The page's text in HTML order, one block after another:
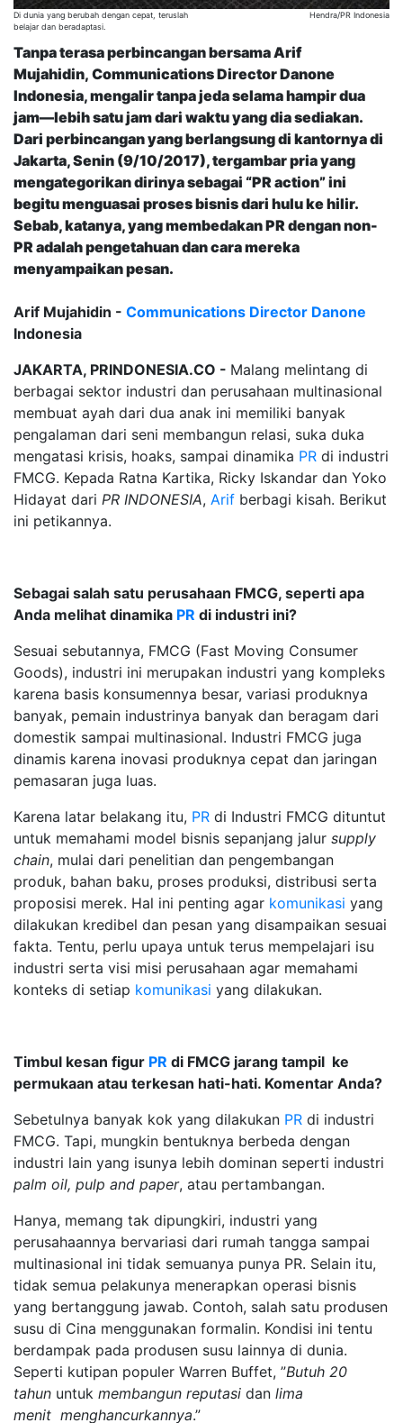
Di dunia yang berubah dengan cepat, teruslah
belajar dan beradaptasi.
Hendra/PR Indonesia
Tanpa terasa perbincangan bersama Arif
Mujahidin, Communications Director Danone
Indonesia, mengalir tanpa jeda selama hampir dua
jam—lebih satu jam dari waktu yang dia sediakan.
Dari perbincangan yang berlangsung di kantornya di
Jakarta, Senin (9/10/2017), tergambar pria yang
mengategorikan dirinya sebagai “PR action” ini
begitu menguasai proses bisnis dari hulu ke hilir.
Sebab, katanya, yang membedakan PR dengan non-
PR adalah pengetahuan dan cara mereka
menyampaikan pesan.
Arif Mujahidin - Communications Director Danone
Indonesia
JAKARTA, PRINDONESIA.CO - Malang melintang di
berbagai sektor industri dan perusahaan multinasional
membuat ayah dari dua anak ini memiliki banyak
pengalaman dari seni membangun relasi, suka duka
mengatasi krisis, hoaks, sampai dinamika PR di industri
FMCG. Kepada Ratna Kartika, Ricky Iskandar dan Yoko
Hidayat dari PR INDONESIA, Arif berbagi kisah. Berikut
ini petikannya.
Sebagai salah satu perusahaan FMCG, seperti apa
Anda melihat dinamika PR di industri ini?
Sesuai sebutannya, FMCG (Fast Moving Consumer
Goods), industri ini merupakan industri yang kompleks
karena basis konsumennya besar, variasi produknya
banyak, pemain industrinya banyak dan beragam dari
domestik sampai multinasional. Industri FMCG juga
dinamis karena inovasi produknya cepat dan jaringan
pemasaran juga luas.
Karena latar belakang itu, PR di Industri FMCG dituntut
untuk memahami model bisnis sepanjang jalur supply
chain, mulai dari penelitian dan pengembangan
produk, bahan baku, proses produksi, distribusi serta
proposisi merek. Hal ini penting agar komunikasi yang
dilakukan kredibel dan pesan yang disampaikan sesuai
fakta. Tentu, perlu upaya untuk terus mempelajari isu
industri serta visi misi perusahaan agar memahami
konteks di setiap komunikasi yang dilakukan.
Timbul kesan figur PR di FMCG jarang tampil ke
permukaan atau terkesan hati-hati. Komentar Anda?
Sebetulnya banyak kok yang dilakukan PR di industri
FMCG. Tapi, mungkin bentuknya berbeda dengan
industri lain yang isunya lebih dominan seperti industri
palm oil, pulp and paper, atau pertambangan.
Hanya, memang tak dipungkiri, industri yang
perusahaannya bervariasi dari rumah tangga sampai
multinasional ini tidak semuanya punya PR. Selain itu,
tidak semua pelakunya menerapkan operasi bisnis
yang bertanggung jawab. Contoh, salah satu produsen
susu di Cina menggunakan formalin. Kondisi ini tentu
berdampak pada produsen susu lainnya di dunia.
Seperti kutipan populer Warren Buffet, ”Butuh 20
tahun untuk membangun reputasi dan lima
menit menghancurkannya.”